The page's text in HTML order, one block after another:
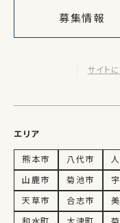
募集情報
サイト
エリア
熊本市 八代市
山鹿市
菊池市
天草市
合志市